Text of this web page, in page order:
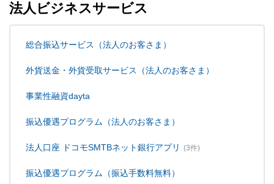
法人ビジネスサービス
総合振込サービス（法人のお客さま）
外貨送金・外貨受取サービス（法人のお客さま）
事業性融資dayta
振込優遇プログラム（法人のお客さま）
法人口座 ドコモSMTBネット銀行アプリ (3件)
振込優遇プログラム（振込手数料無料）